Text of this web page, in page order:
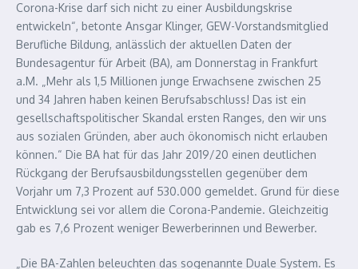
Corona-Krise darf sich nicht zu einer Ausbildungskrise
entwickeln“, betonte Ansgar Klinger, GEW-Vorstandsmitglied
Berufliche Bildung, anlässlich der aktuellen Daten der
Bundesagentur für Arbeit (BA), am Donnerstag in Frankfurt
a.M. „Mehr als 1,5 Millionen junge Erwachsene zwischen 25
und 34 Jahren haben keinen Berufsabschluss! Das ist ein
gesellschaftspolitischer Skandal ersten Ranges, den wir uns
aus sozialen Gründen, aber auch ökonomisch nicht erlauben
können.“ Die BA hat für das Jahr 2019/20 einen deutlichen
Rückgang der Berufsausbildungsstellen gegenüber dem
Vorjahr um 7,3 Prozent auf 530.000 gemeldet. Grund für diese
Entwicklung sei vor allem die Corona-Pandemie. Gleichzeitig
gab es 7,6 Prozent weniger Bewerberinnen und Bewerber.
„Die BA-Zahlen beleuchten das sogenannte Duale System. Es